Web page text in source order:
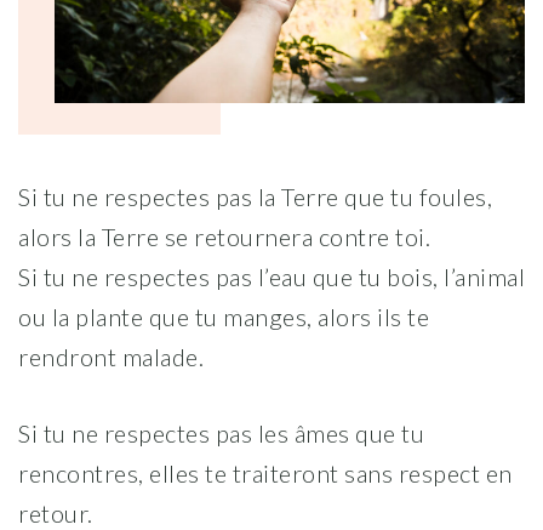
Si tu ne respectes pas la Terre que tu foules,
alors la Terre se retournera contre toi.
Si tu ne respectes pas l’eau que tu bois, l’animal
ou la plante que tu manges, alors ils te
rendront malade.
Si tu ne respectes pas les âmes que tu
rencontres, elles te traiteront sans respect en
retour.